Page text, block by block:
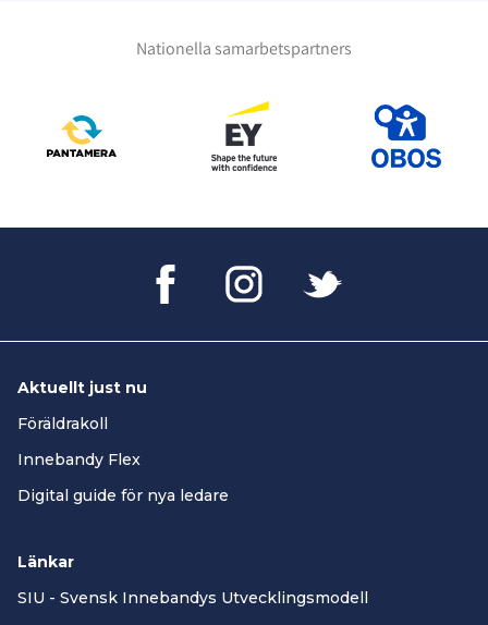
Nationella samarbetspartners
Aktuellt just nu
Föräldrakoll
Innebandy Flex
Digital guide för nya ledare
Länkar
SIU - Svensk Innebandys Utvecklingsmodell